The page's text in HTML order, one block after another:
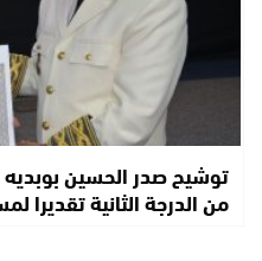
توشيح صدر الحسين
من الدرجة الثانية تقديرا